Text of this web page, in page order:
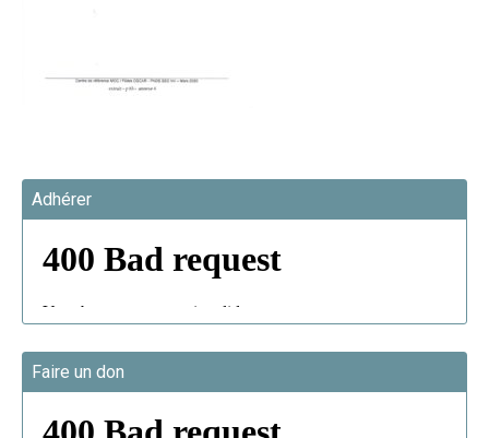
Adhérer
Faire un don